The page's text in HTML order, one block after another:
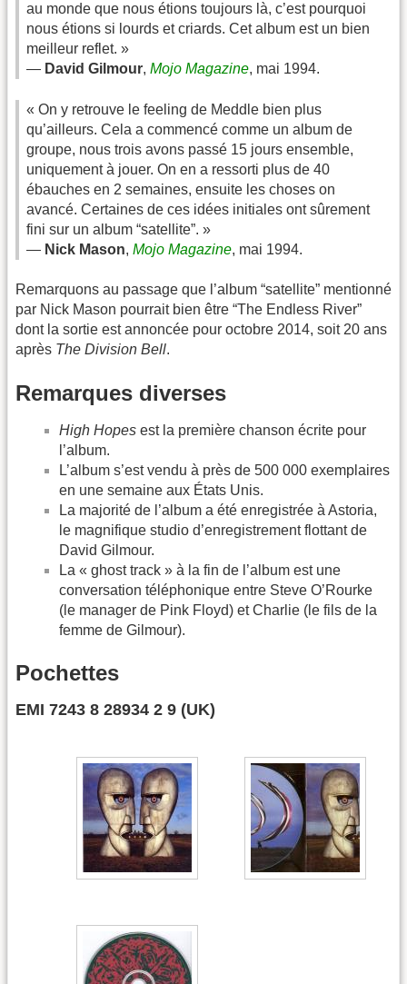
au monde que nous étions toujours là, c’est pourquoi
nous étions si lourds et criards. Cet album est un bien
meilleur reflet. »
— David Gilmour, Mojo Magazine, mai 1994.
« On y retrouve le feeling de Meddle bien plus
qu’ailleurs. Cela a commencé comme un album de
groupe, nous trois avons passé 15 jours ensemble,
uniquement à jouer. On en a ressorti plus de 40
ébauches en 2 semaines, ensuite les choses on
avancé. Certaines de ces idées initiales ont sûrement
fini sur un album “satellite”. »
— Nick Mason, Mojo Magazine, mai 1994.
Remarquons au passage que l’album “satellite” mentionné
par Nick Mason pourrait bien être “The Endless River”
dont la sortie est annoncée pour octobre 2014, soit 20 ans
après The Division Bell.
Remarques diverses
High Hopes est la première chanson écrite pour
l’album.
L’album s’est vendu à près de 500 000 exemplaires
en une semaine aux États Unis.
La majorité de l’album a été enregistrée à Astoria,
le magnifique studio d’enregistrement flottant de
David Gilmour.
La « ghost track » à la fin de l’album est une
conversation téléphonique entre Steve O’Rourke
(le manager de Pink Floyd) et Charlie (le fils de la
femme de Gilmour).
Pochettes
EMI 7243 8 28934 2 9 (UK)